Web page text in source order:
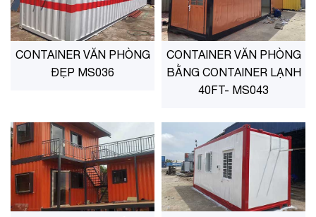
CONTAINER VĂN PHÒNG
ĐẸP MS036
CONTAINER VĂN PHÒNG
BẰNG CONTAINER LẠNH
40FT- MS043